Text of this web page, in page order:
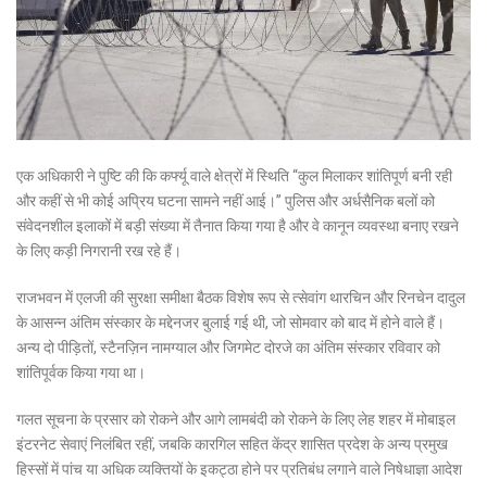
एक अधिकारी ने पुष्टि की कि कर्फ्यू वाले क्षेत्रों में स्थिति “कुल मिलाकर शांतिपूर्ण बनी रही
और कहीं से भी कोई अप्रिय घटना सामने नहीं आई।” पुलिस और अर्धसैनिक बलों को
संवेदनशील इलाकों में बड़ी संख्या में तैनात किया गया है और वे कानून व्यवस्था बनाए रखने
के लिए कड़ी निगरानी रख रहे हैं।
राजभवन में एलजी की सुरक्षा समीक्षा बैठक विशेष रूप से त्सेवांग थारचिन और रिनचेन दादुल
के आसन्न अंतिम संस्कार के मद्देनजर बुलाई गई थी, जो सोमवार को बाद में होने वाले हैं।
अन्य दो पीड़ितों, स्टैनज़िन नामग्याल और जिगमेट दोरजे का अंतिम संस्कार रविवार को
शांतिपूर्वक किया गया था।
गलत सूचना के प्रसार को रोकने और आगे लामबंदी को रोकने के लिए लेह शहर में मोबाइल
इंटरनेट सेवाएं निलंबित रहीं, जबकि कारगिल सहित केंद्र शासित प्रदेश के अन्य प्रमुख
हिस्सों में पांच या अधिक व्यक्तियों के इकट्ठा होने पर प्रतिबंध लगाने वाले निषेधाज्ञा आदेश